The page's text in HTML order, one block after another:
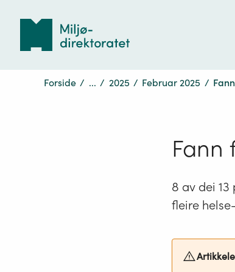
Forside / ... / 2025 / Februar 2025 /
Fann
8 av dei
fleire